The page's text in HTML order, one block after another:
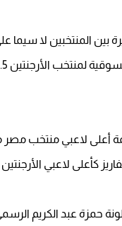
بين المنتخبين لا سيما
كأعلى لاعبي
1.50 مليون يورو، بحسب موقع ترانسفير